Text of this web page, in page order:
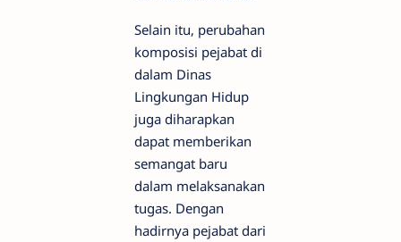
Selain itu, perubahan
komposisi pejabat di
dalam Dinas
Lingkungan Hidup
juga diharapkan
dapat memberikan
semangat baru
dalam melaksanakan
tugas. Dengan
hadirnya pejabat dari